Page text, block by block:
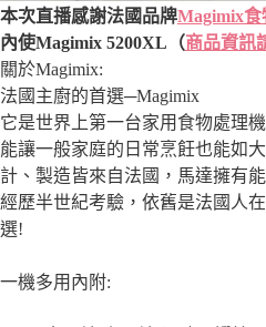
本次直播感謝法國品牌Magimix食
內使Magimix 5200XL（商品資訊
關於Magimix:
法國主廚的首選─Magimix
它是世界上第一台家用食物處理
能讓一般家庭的日常烹飪也能如
計、製造皆來自法國，馬達擁有
經歷半世紀考驗，依舊是法國人
選!
一機多用內附: